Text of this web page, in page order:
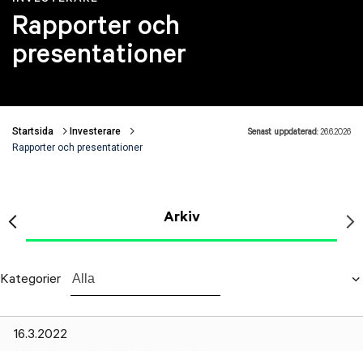
Rapporter och
presentationer
Länkstigar
Startsida
Investerare
Rapporter och presentationer
Senast uppdaterad:26.6.2026
Arkiv
Kategorier Alla
16.3.2022